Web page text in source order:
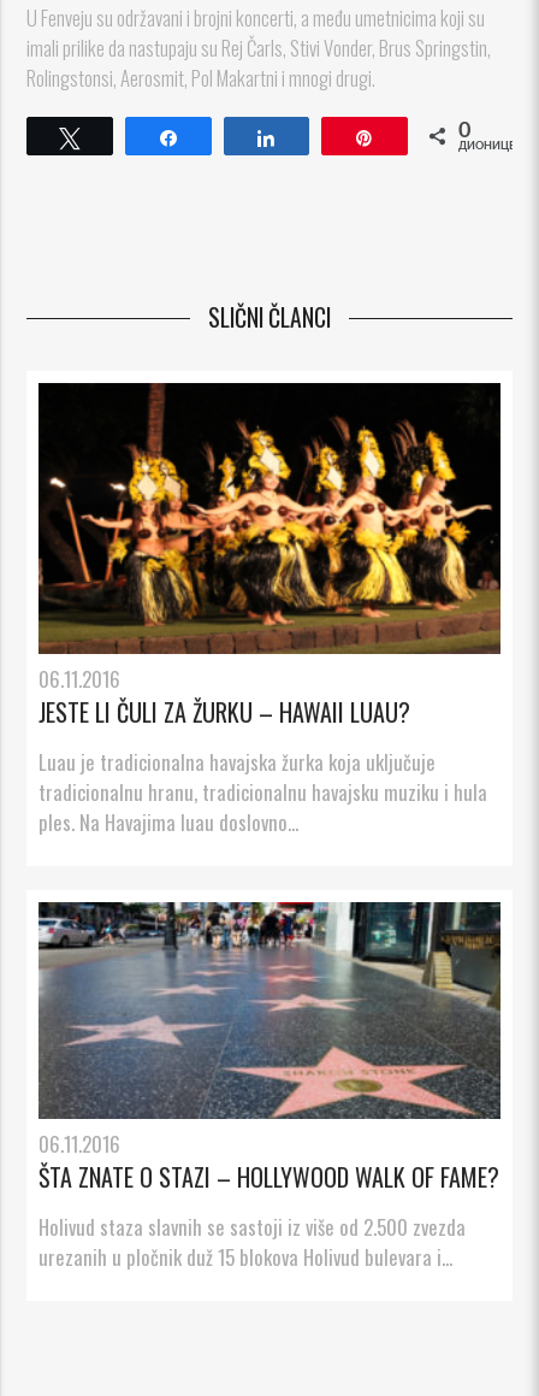
U Fenveju su održavani i brojni koncerti, a među umetnicima koji su
imali prilike da nastupaju su Rej Čarls, Stivi Vonder, Brus Springstin,
Rolingstonsi, Aerosmit, Pol Makartni i mnogi drugi.
0
ДИОНИЦЕ
SLIČNI ČLANCI
06.11.2016
JESTE LI ČULI ZA ŽURKU – HAWAII LUAU?
Luau je tradicionalna havajska žurka koja uključuje
tradicionalnu hranu, tradicionalnu havajsku muziku i hula
ples. Na Havajima luau doslovno...
06.11.2016
ŠTA ZNATE O STAZI – HOLLYWOOD WALK OF FAME?
Holivud staza slavnih se sastoji iz više od 2.500 zvezda
urezanih u pločnik duž 15 blokova Holivud bulevara i...